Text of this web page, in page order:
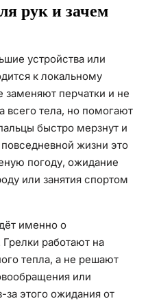
рук и зачем
устройства или
к локальному
перчатки и не
всего тела, но помогают
быстро мерзнут и
жизни это
погоду, ожидание
или занятия спортом
именно о
работают на
тепла, а не решают
или
этого ожидания от